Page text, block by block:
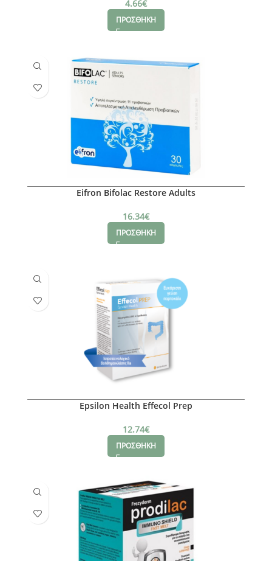
4.66€
ΠΡΟΣΘΗΚΗ
Eifron Bifolac Restore Adults
16.34€
ΠΡΟΣΘΗΚΗ
Epsilon Health Effecol Prep
12.74€
ΠΡΟΣΘΗΚΗ